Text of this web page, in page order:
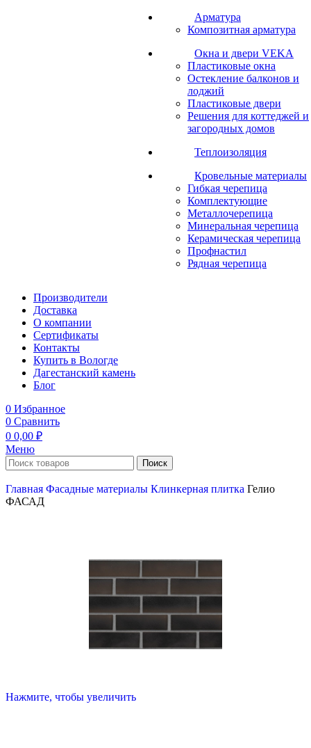
Арматура
Композитная арматура
Окна и двери VEKA
Пластиковые окна
Остекление балконов и
лоджий
Пластиковые двери
Решения для коттеджей и
загородных домов
Теплоизоляция
Кровельные материалы
Гибкая черепица
Комплектующие
Металлочерепица
Минеральная черепица
Керамическая черепица
Профнастил
Рядная черепица
Производители
Доставка
О компании
Сертификаты
Контакты
Купить в Вологде
Дагестанский камень
Блог
0 Избранное
0 Сравнить
0 0,00 ₽
Меню
Поиск
Главная Фасадные материалы Клинкерная плитка Гелио
ФАСАД
Нажмите, чтобы увеличить